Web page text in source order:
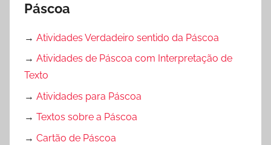
Páscoa
→ Atividades Verdadeiro sentido da Páscoa
→ Atividades de Páscoa com Interpretação de
Texto
→ Atividades para Páscoa
→ Textos sobre a Páscoa
→ Cartão de Páscoa